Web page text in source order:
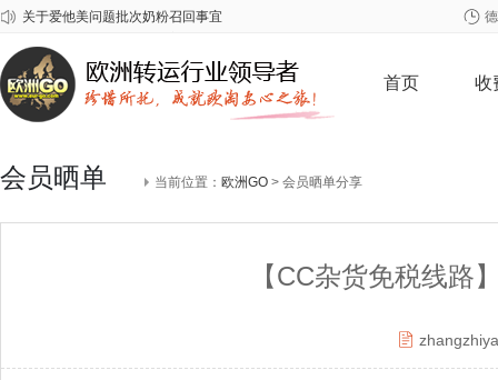
2026年春节欧洲GO放假安排
关于雀巢至尊问题奶粉召回事宜
首页 收
会员晒单 当前位置： 欧洲GO > 会员晒单分享
【CC杂货免税线路
zhangzhiya